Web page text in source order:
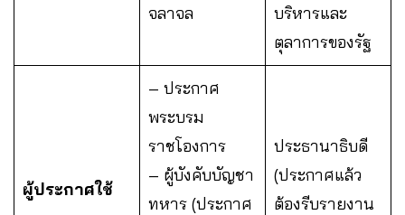
จลาจล
บริหารและ
ตุลาการของรัฐ
ผู้ประกาศใช้
– ประกาศ
พระบรม
ราชโองการ
– ผู้บังคับบัญชา
ทหาร (ประกาศ
ประธานาธิบดี
(ประกาศแล้ว
ต้องรีบรายงาน